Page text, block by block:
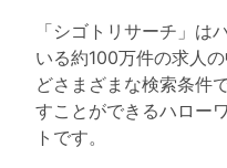
「シゴトリサーチ」は
いる約100万件の求人
どさまざまな検索条件
すことができるハロー
トです。